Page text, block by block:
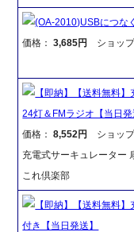
(OA-2010)USBにつな
価格：3,685円 ショッ
【即納】【送料無料
24灯＆FMラジオ【当日
価格：8,552円
ショッ
充電式サーキュレーター
これ倶楽部
【即納】【送料無料
付き【当日発送】